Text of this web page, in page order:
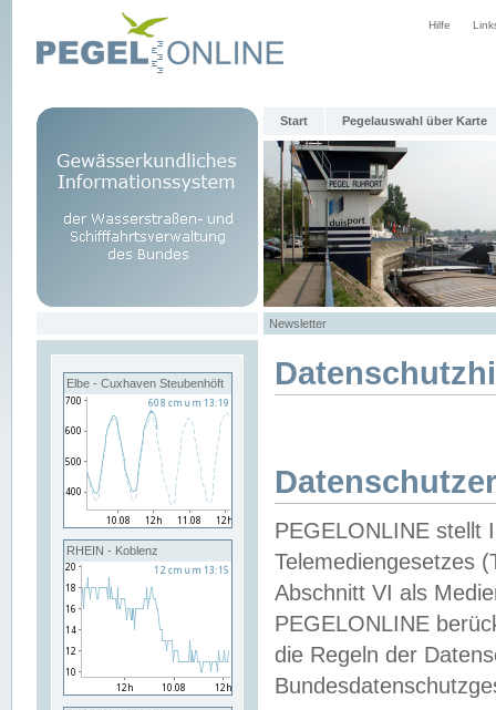
Hilfe
Start Pegelauswahl über Karte
Newsletter
Elbe - Cuxhaven Steubenhöft
RHEIN - Koblenz
PEGELONLINE stellt
Telemediengesetzes
Abschnitt VI als
PEGELONLINE
die Regeln der